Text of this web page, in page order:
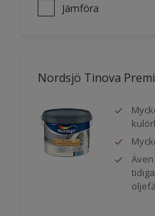
Jämföra
Nordsjö Tinova